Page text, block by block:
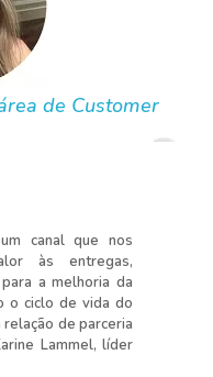
de Customer
canal que nos
às entregas,
a melhoria da
o ciclo de vida do
de parceria
Lammel, líder